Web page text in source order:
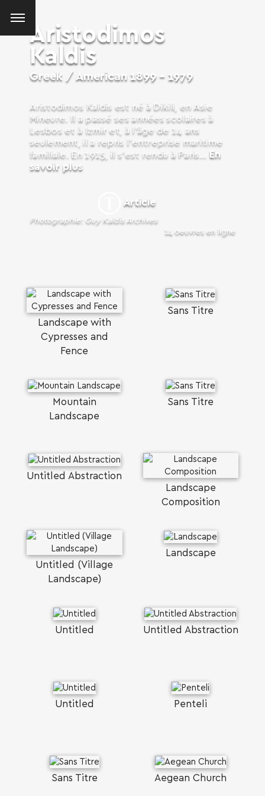
SEARCH AND PRESS ENTER
Aristodimos
Kaldis
Greek / American 1899 - 1979
Aristodimos Kaldis est né à Dikili, en Asie
Mineure. Il a passé ses années scolaires à
Lesbos et à Izmir et, à l’âge de 14 ans
seulement, il a repris l’entreprise maritime
familiale. En 1915, il s’est rendu à Paris... En
savoir plus
Article
Photographie: Guy Kaldis Archives
14 oeuvres en ligne
Landscape with
Cypresses and
Fence
Sans Titre
Mountain
Landscape
Sans Titre
Untitled Abstraction
Landscape
Composition
Untitled (Village
Landscape)
Landscape
Untitled Untitled Abstraction
Untitled Penteli
Sans Titre Aegean Church